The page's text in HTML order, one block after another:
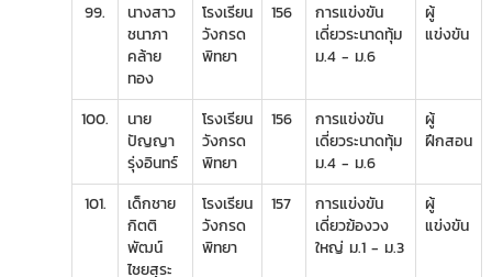
99.
นางสาว
ชนาภา
คล้าย
ทอง
โรงเรียน
วังกรด
พิทยา
156
การแข่งขัน
เดี่ยวระนาดทุ้ม
ม.4 - ม.6
ผู้
แข่งขัน
100.
นาย
ปัญญา
รุ่งอินทร์
โรงเรียน
วังกรด
พิทยา
156
การแข่งขัน
เดี่ยวระนาดทุ้ม
ม.4 - ม.6
ผู้
ฝึกสอน
101.
เด็กชาย
กิตติ
พัฒน์
ไชยสุระ
โรงเรียน
วังกรด
พิทยา
157
การแข่งขัน
เดี่ยวฆ้องวง
ใหญ่ ม.1 - ม.3
ผู้
แข่งขัน